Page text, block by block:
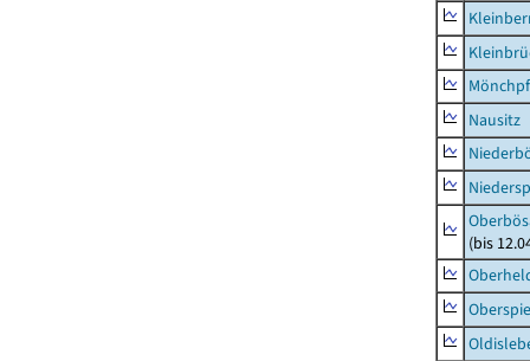
Nausitz
(bis